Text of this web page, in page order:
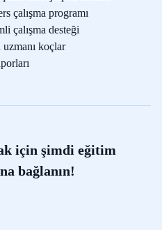
çalışma programı
çalışma desteği
koçlar
için şimdi eğitim
bağlanın!